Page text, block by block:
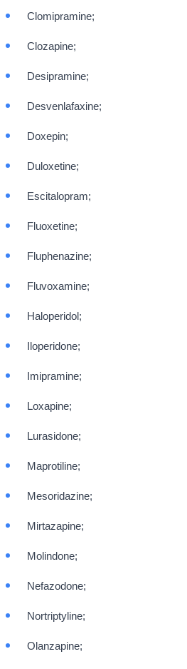
Clomipramine;
Clozapine;
Desipramine;
Desvenlafaxine;
Doxepin;
Duloxetine;
Escitalopram;
Fluoxetine;
Fluphenazine;
Fluvoxamine;
Haloperidol;
Iloperidone;
Imipramine;
Loxapine;
Lurasidone;
Maprotiline;
Mesoridazine;
Mirtazapine;
Molindone;
Nefazodone;
Nortriptyline;
Olanzapine;